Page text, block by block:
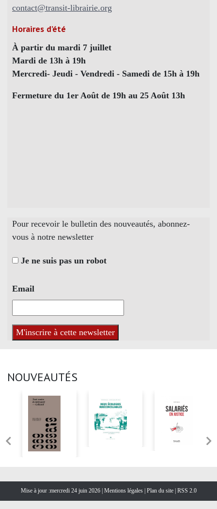
contact@transit-librairie.org
Horaires d’été
À partir du mardi 7 juillet
Mardi de 13h à 19h
Mercredi- Jeudi - Vendredi - Samedi de 15h à 19h
Fermeture du 1er Août de 19h au 25 Août 13h
Pour recevoir le bulletin des nouveautés, abonnez-
vous à notre newsletter
Je ne suis pas un robot
Email
NOUVEAUTÉS
Mise à jour :mercredi 24 juin 2026 | Mentions légales Plan du site RSS 2.0